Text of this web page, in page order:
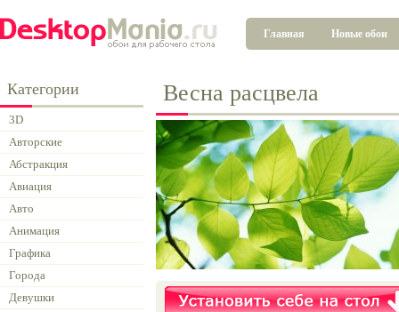
Главная Новые обои
Категории
3D
Авторские
Абстракция
Авиация
Авто
Анимация
Графика
Города
Девушки
Весна расцвела